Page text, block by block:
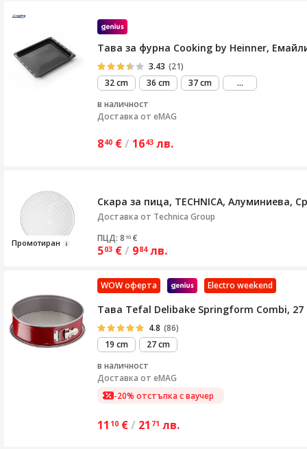
Тава за фурна Cooking by Heinner,
3.43 (21)
32 cm
36 cm 37 cm ...виж
в наличност
Доставка от eMAG
840 €/ 1643 лв.
Промотиран
Скара за пица, TECHNICA, Алуминиева,
Доставка от Technica Group
ПЦД: 8 10 €
503 €/ 984 лв.
Electro weekend
WOW оферта
Тава Tefal Delibake Springform Combi, 27
4.8 (86)
19 cm
27 cm
в наличност
Доставка от eMAG
-20% отстъпка с ваучер
11 10 €/ 21 71 лв.